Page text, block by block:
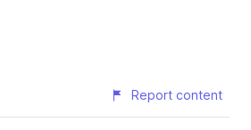
Report content